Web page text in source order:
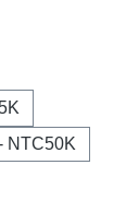
NTC50K